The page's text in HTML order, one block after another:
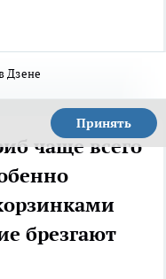
Дзене
Принять
чаще всего
брезгают